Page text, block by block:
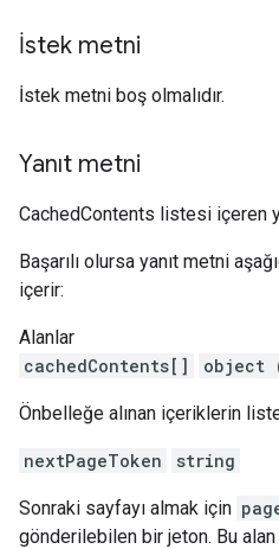
İstek metni
İstek metni boş olmalıdır.
Yanıt metni
CachedContents listesi içeren
Başarılı olursa yanıt metni
içerir:
Alanlar
cachedContents[]
object
Önbelleğe alınan içeriklerin
nextPageToken string
Sonraki sayfayı almak için
gönderilebilen bir jeton. Bu